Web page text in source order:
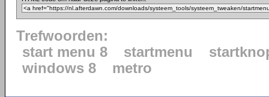
Trefwoorden:
start menu 8
startmenu
windows 8
metro